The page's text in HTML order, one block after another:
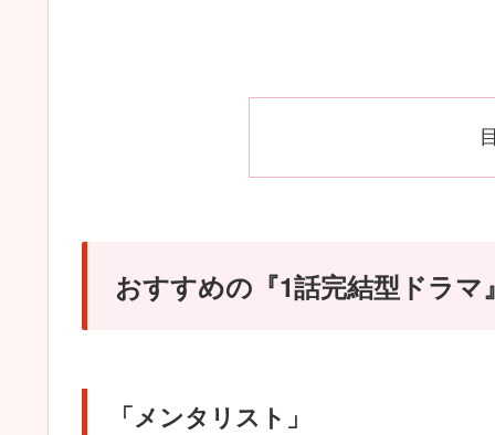
おすすめの『1話完結型ドラマ
「メンタリスト」